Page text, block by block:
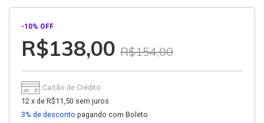
-10% OFF
R$138,00 R$154,00
Cartão de Crédito
12 x de R$11,50 sem juros
3% de desconto pagando com Boleto